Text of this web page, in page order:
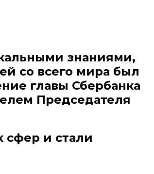
знаниями,
со всего мира был
главы Сбербанка
Председателя
сфер и стали